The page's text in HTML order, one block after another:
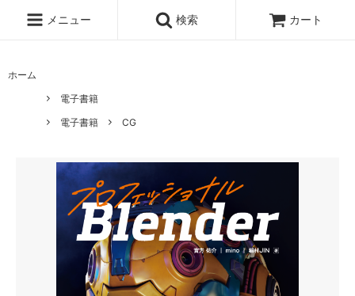
メニュー 検索 カート
ホーム
電子書籍
電子書籍
CG